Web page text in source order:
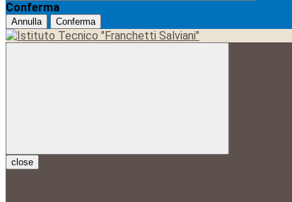
Conferma
Annulla Conferma
close